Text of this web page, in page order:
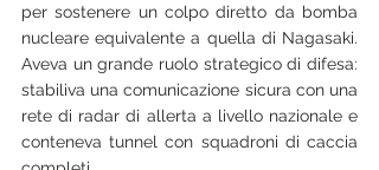
per sostenere un colpo diretto da bomba
nucleare equivalente a quella di Nagasaki.
Aveva un grande ruolo strategico di difesa:
stabiliva una comunicazione sicura con una
rete di radar di allerta a livello nazionale e
conteneva tunnel con squadroni di caccia